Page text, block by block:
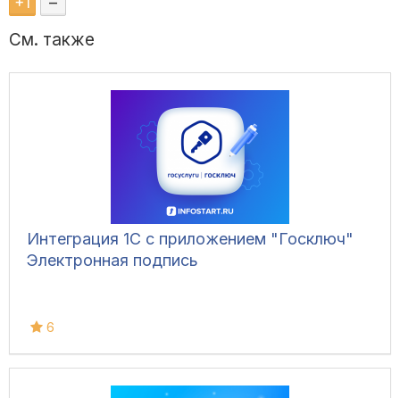
См. также
Интеграция 1С с приложением "Госключ"
Электронная подпись
6